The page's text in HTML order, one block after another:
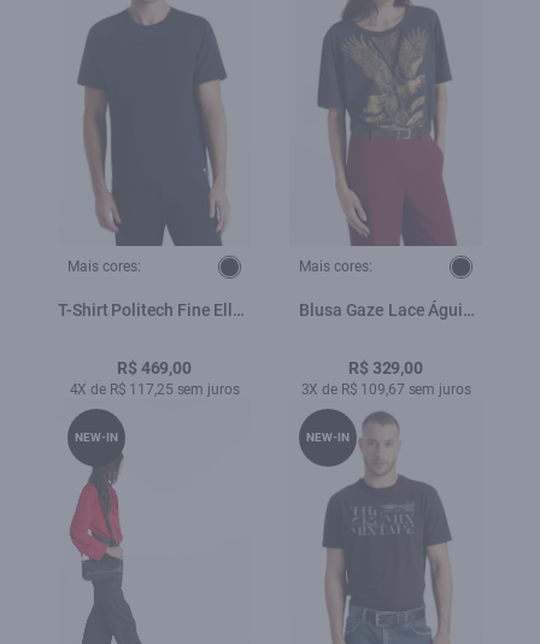
Mais cores:
T-Shirt Politech Fine Ellus
R$ 469,00
4X de R$ 117,25 sem juros
Mais cores:
Blusa Gaze Lace Águia
R$ 329,00
3X de R$ 109,67 sem juros
NEW-IN NEW-IN